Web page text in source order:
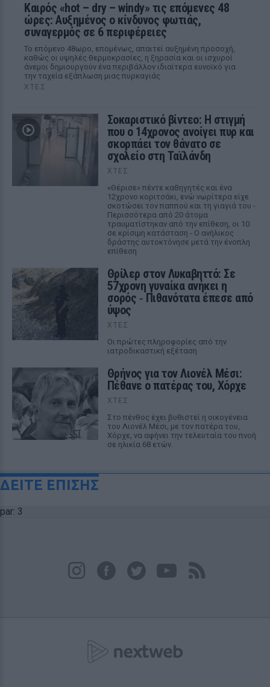
Καιρός «hot – dry – windy» τις επόμενες 48
ώρες: Αυξημένος ο κίνδυνος φωτιάς,
συναγερμός σε 6 περιφέρειες
Το επόμενο 48ωρο, επομένως, απαιτεί αυξημένη προσοχή,
καθώς οι υψηλές θερμοκρασίες, η ξηρασία και οι ισχυροί
άνεμοι δημιουργούν ένα περιβάλλον ιδιαίτερα ευνοϊκό για
την ταχεία εξάπλωση μιας πυρκαγιάς
ΧΤΕΣ
Σοκαριστικό βίντεο: Η στιγμή
που ο 14χρονος ανοίγει πυρ και
σκορπάει τον θάνατο σε
σχολείο στη Ταϊλάνδη
ΧΤΕΣ
«Θέρισε» πέντε καθηγητές και ένα
12χρονο κοριτσάκι, ενώ νωρίτερα είχε
σκοτώσει τον παππού και τη γιαγιά του -
Περισσότερα από 20 άτομα
τραυματίστηκαν από την επίθεση, οι 10
σε κρίσιμη κατάσταση - Ο ανήλικος
δράστης αυτοκτόνησε μετά την ένοπλη
επίθεση
Θρίλερ στον Λυκαβηττό: Σε
57χρονη γυναίκα ανήκει η
σορός ‑ Πιθανότατα έπεσε από
ύψος
ΧΤΕΣ
Οι πρώτες πληροφορίες από την
ιατροδικαστική εξέταση
Θρήνος για τον Λιονέλ Μέσι:
Πέθανε ο πατέρας του, Χόρχε
ΧΤΕΣ
Στο πένθος έχει βυθιστεί η οικογένεια
του Λιονέλ Μέσι, με τον πατέρα του,
Χόρχε, να αφήνει την τελευταία του πνοή
σε ηλικία 68 ετών.
ΔΕΙΤΕ ΕΠΙΣΗΣ
par: 3